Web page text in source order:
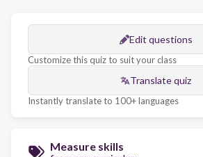
Edit questions
Customize this quiz to suit your class
Translate quiz
Instantly translate to 100+ languages
Measure skills